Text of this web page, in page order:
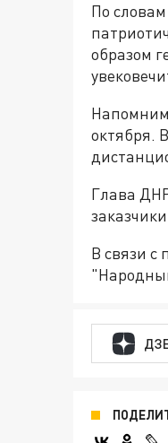
По
образом
октября.
Глава
В связи